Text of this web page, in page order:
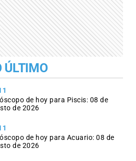
ÚLTIMO
de hoy para Piscis: 08 de
de 2026
de hoy para Acuario: 08 de
de 2026